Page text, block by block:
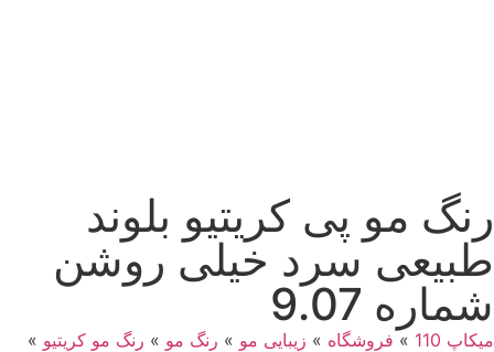
رنگ مو پی کریتیو بلوند
طبیعی سرد خیلی روشن
شماره 9.07
میکاپ 110 » فروشگاه » زیبایی مو » رنگ مو » رنگ مو کریتیو »